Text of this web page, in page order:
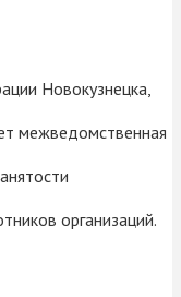
Новокузнецка,
межведомственная
организаций.